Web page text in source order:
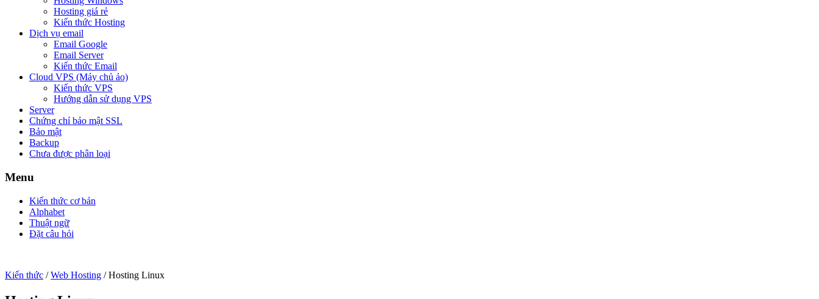
Hosting giá rẻ
Kiến thức Hosting
Dịch vụ email
Email Google
Email Server
Kiến thức Email
Cloud VPS (Máy chủ ảo)
Kiến thức VPS
Hướng dẫn sử dụng VPS
Server
Chứng chỉ bảo mật SSL
Bảo mật
Backup
Chưa được phân loại
Menu
Kiến thức cơ bản
Alphabet
Thuật ngữ
Đặt câu hỏi
Kiến thức /Web Hosting /Hosting Linux